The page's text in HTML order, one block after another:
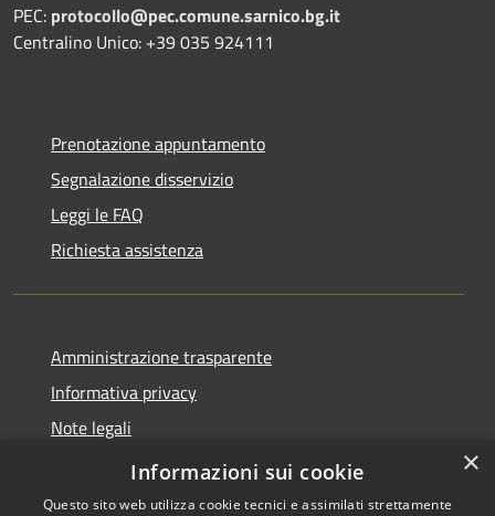
PEC: protocollo@pec.comune.sarnico.bg.it
Centralino Unico: +39 035 924111
Prenotazione appuntamento
Segnalazione disservizio
Leggi le FAQ
Richiesta assistenza
Amministrazione trasparente
Informativa privacy
Note legali
Dichiarazione di accessibilità
×
Informazioni sui cookie
Questo sito web utilizza cookie tecnici e assimilati strettamente